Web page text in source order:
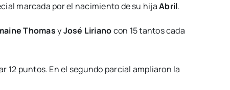
marcada por el nacimiento de su hijaAbril.
ThomasyJosé Lirianocon 15 tantos cada
12 puntos. En el segundo parcial ampliaron la